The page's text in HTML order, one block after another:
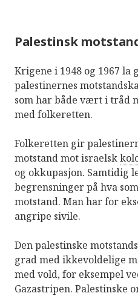
Palestinsk
Krigene i 1948 og 1967
palestinernes
som har både vært i tråd
med folkeretten.
Folkeretten gir
motstand mot israelsk
og okkupasjon. Samtidig
begrensninger på hva
motstand. Man har for
angripe sivile.
Den palestinske
grad med ikkevoldelige
med vold, for eksempel
Gazastripen. Palestinske